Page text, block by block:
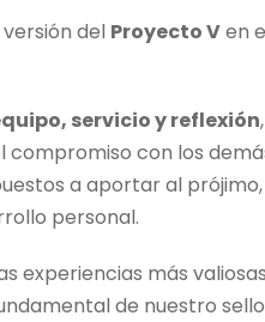
del Proyecto Ven
servicio y reflexión
con los
a aportar al
personal.
experiencias más
de nuestro